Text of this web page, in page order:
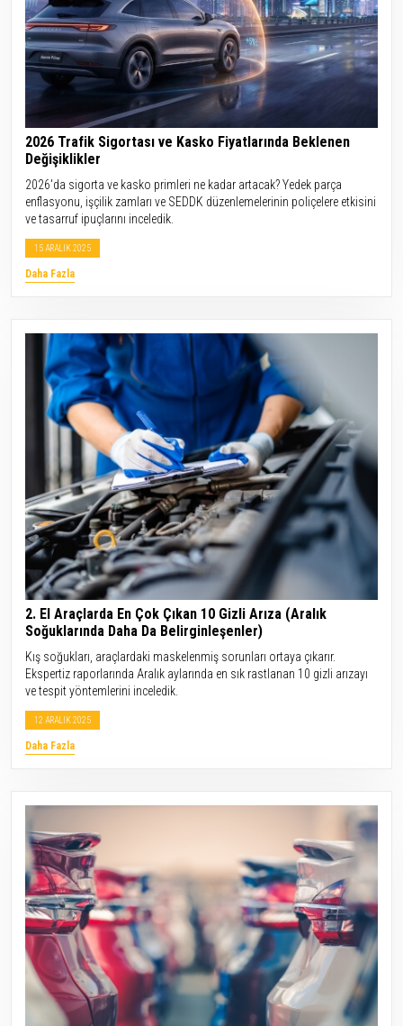
2026 Trafik Sigortası ve Kasko Fiyatlarında Beklenen
Değişiklikler
2026'da sigorta ve kasko primleri ne kadar artacak? Yedek parça
enflasyonu, işçilik zamları ve SEDDK düzenlemelerinin poliçelere etkisini
ve tasarruf ipuçlarını inceledik.
15 ARALIK 2025
Daha Fazla
2. El Araçlarda En Çok Çıkan 10 Gizli Arıza (Aralık
Soğuklarında Daha Da Belirginleşenler)
Kış soğukları, araçlardaki maskelenmiş sorunları ortaya çıkarır.
Ekspertiz raporlarında Aralık aylarında en sık rastlanan 10 gizli arızayı
ve tespit yöntemlerini inceledik.
12 ARALIK 2025
Daha Fazla